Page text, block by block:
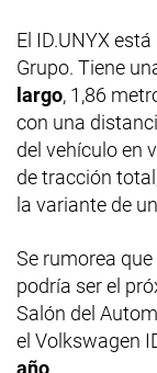
El ID.UNYX
Grupo. Tiene
largo, 1,86
con una
del vehículo en
de tracción
la variante de
Se rumorea
podría ser el
Salón del
el Volkswagen
año.